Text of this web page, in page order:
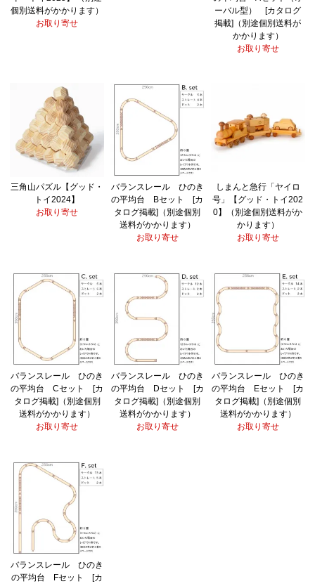
個別送料がかかります）
お取り寄せ
ーバル型） [カタログ
掲載]（別途個別送料が
かかります）
お取り寄せ
三角山パズル【グッド・
トイ2024】
お取り寄せ
バランスレール ひのき
の平均台 Bセット [カ
タログ掲載]（別途個別
送料がかかります）
お取り寄せ
しまんと急行「ヤイロ
号」【グッド・トイ202
0】（別途個別送料がか
かります）
お取り寄せ
バランスレール ひのき
の平均台 Cセット [カ
タログ掲載]（別途個別
送料がかかります）
お取り寄せ
バランスレール ひのき
の平均台 Dセット [カ
タログ掲載]（別途個別
送料がかかります）
お取り寄せ
バランスレール ひのき
の平均台 Eセット [カ
タログ掲載]（別途個別
送料がかかります）
お取り寄せ
バランスレール ひのき
の平均台 Fセット [カ